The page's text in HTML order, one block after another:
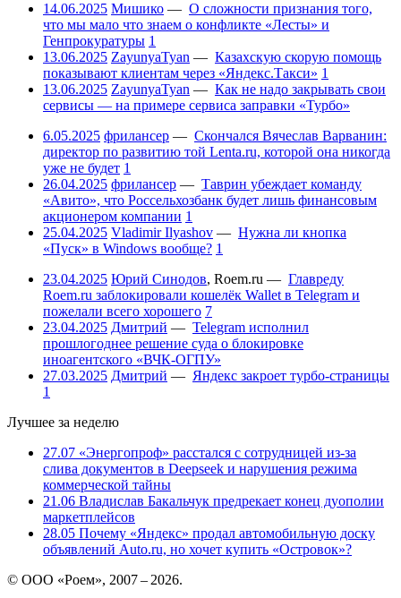
14.06.2025 Мишико — О сложности признания того,
что мы мало что знаем о конфликте «Лесты» и
Генпрокуратуры 1
13.06.2025 ZayunyaTyan — Казахскую скорую помощь
показывают клиентам через «Яндекс.Такси» 1
13.06.2025 ZayunyaTyan — Как не надо закрывать свои
сервисы — на примере сервиса заправки «Турбо»
6.05.2025 фрилансер — Скончался Вячеслав Варванин:
директор по развитию той Lenta.ru, которой она никогда
уже не будет 1
26.04.2025 фрилансер — Таврин убеждает команду
«Авито», что Россельхозбанк будет лишь финансовым
акционером компании 1
25.04.2025 Vladimir Ilyashov — Нужна ли кнопка
«Пуск» в Windows вообще? 1
23.04.2025 Юрий Синодов, Roem.ru — Главреду
Roem.ru заблокировали кошелёк Wallet в Telegram и
пожелали всего хорошего 7
23.04.2025 Дмитрий — Telegram исполнил
прошлогоднее решение суда о блокировке
иноагентского «ВЧК-ОГПУ»
27.03.2025 Дмитрий — Яндекс закроет турбо-страницы
1
Лучшее за неделю
27.07 «Энергопроф» расстался с сотрудницей из-за
слива документов в Deepseek и нарушения режима
коммерческой тайны
21.06 Владислав Бакальчук предрекает конец дуополии
маркетплейсов
28.05 Почему «Яндекс» продал автомобильную доску
объявлений Auto.ru, но хочет купить «Островок»?
© ООО «Роем», 2007 – 2026.